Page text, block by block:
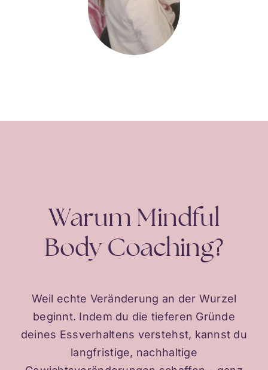
Warum Mindful
Body Coaching?
Weil echte Veränderung an der Wurzel
beginnt. Indem du die tieferen Gründe
deines Essverhaltens verstehst, kannst du
langfristige, nachhaltige